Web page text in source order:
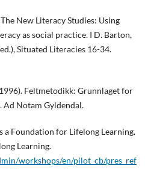
New Literacy Studies: Using
as social practice. I D. Barton,
Situated Literacies 16-34.
Feltmetodikk: Grunnlaget for
Notam Gyldendal.
a Foundation for Lifelong Learning.
Learning.
workshops/en/pilot_cb/pres_ref